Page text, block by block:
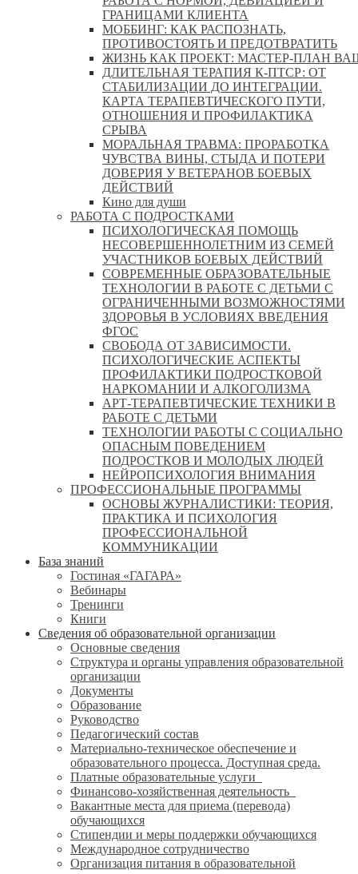
ГРАНИЦАМИ КЛИЕНТА
МОББИНГ: КАК РАСПОЗНАТЬ,
ПРОТИВОСТОЯТЬ И ПРЕДОТВРАТИТЬ
ЖИЗНЬ КАК ПРОЕКТ: МАСТЕР‑ПЛАН
ДЛИТЕЛЬНАЯ ТЕРАПИЯ К-ПТСР: ОТ
СТАБИЛИЗАЦИИ ДО ИНТЕГРАЦИИ.
КАРТА ТЕРАПЕВТИЧЕСКОГО ПУТИ,
ОТНОШЕНИЯ И ПРОФИЛАКТИКА
СРЫВА
МОРАЛЬНАЯ ТРАВМА: ПРОРАБОТКА
ЧУВСТВА ВИНЫ, СТЫДА И ПОТЕРИ
ДОВЕРИЯ У ВЕТЕРАНОВ БОЕВЫХ
ДЕЙСТВИЙ
Кино для души
РАБОТА С ПОДРОСТКАМИ
ПСИХОЛОГИЧЕСКАЯ ПОМОЩЬ
НЕСОВЕРШЕННОЛЕТНИМ ИЗ СЕМЕЙ
УЧАСТНИКОВ БОЕВЫХ ДЕЙСТВИЙ
СОВРЕМЕННЫЕ ОБРАЗОВАТЕЛЬНЫЕ
ТЕХНОЛОГИИ В РАБОТЕ С ДЕТЬМИ С
ОГРАНИЧЕННЫМИ ВОЗМОЖНОСТЯМИ
ЗДОРОВЬЯ В УСЛОВИЯХ ВВЕДЕНИЯ
ФГОС
СВОБОДА ОТ ЗАВИСИМОСТИ.
ПСИХОЛОГИЧЕСКИЕ АСПЕКТЫ
ПРОФИЛАКТИКИ ПОДРОСТКОВОЙ
НАРКОМАНИИ И АЛКОГОЛИЗМА
АРТ-ТЕРАПЕВТИЧЕСКИЕ ТЕХНИКИ В
РАБОТЕ С ДЕТЬМИ
ТЕХНОЛОГИИ РАБОТЫ С СОЦИАЛЬНО
ОПАСНЫМ ПОВЕДЕНИЕМ
ПОДРОСТКОВ И МОЛОДЫХ ЛЮДЕЙ
НЕЙРОПСИХОЛОГИЯ ВНИМАНИЯ
ПРОФЕССИОНАЛЬНЫЕ ПРОГРАММЫ
ОСНОВЫ ЖУРНАЛИСТИКИ: ТЕОРИЯ,
ПРАКТИКА И ПСИХОЛОГИЯ
ПРОФЕССИОНАЛЬНОЙ
КОММУНИКАЦИИ
База знаний
Гостиная «ГАГАРА»
Вебинары
Тренинги
Книги
Сведения об образовательной организации
Основные сведения
Структура и органы управления образовательной
организации
Документы
Образование
Руководство
Педагогический состав
Материально-техническое обеспечение и
образовательного процесса. Доступная среда.
Платные образовательные услуги
Финансово-хозяйственная деятельность
Вакантные места для приема (перевода)
обучающихся
Стипендии и меры поддержки обучающихся
Международное сотрудничество
Организация питания в образовательной